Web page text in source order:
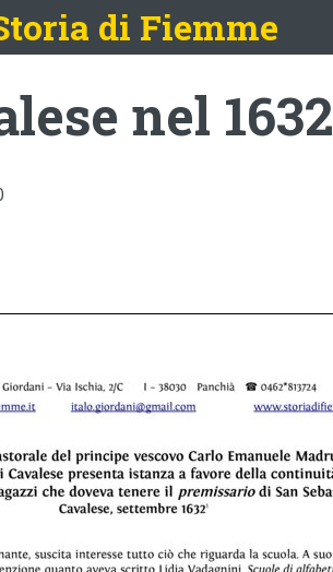
di Fiemme
nel 1632